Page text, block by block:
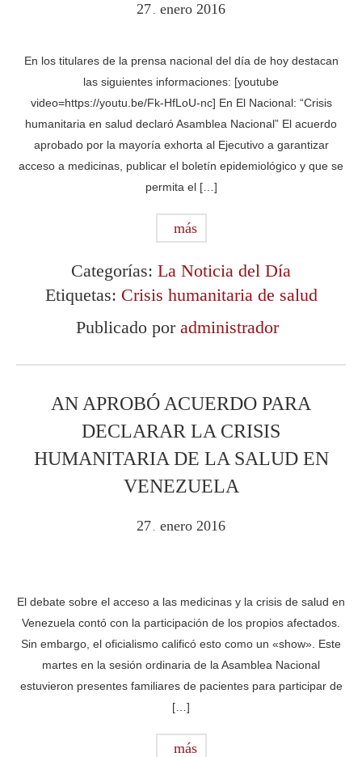
27 . enero 2016
En los titulares de la prensa nacional del día de hoy destacan
las siguientes informaciones: [youtube
video=https://youtu.be/Fk-HfLoU-nc] En El Nacional: “Crisis
humanitaria en salud declaró Asamblea Nacional” El acuerdo
aprobado por la mayoría exhorta al Ejecutivo a garantizar
acceso a medicinas, publicar el boletín epidemiológico y que se
permita el […]
más
Categorías: La Noticia del Día
Etiquetas: Crisis humanitaria de salud
Publicado por administrador
AN APROBÓ ACUERDO PARA
DECLARAR LA CRISIS
HUMANITARIA DE LA SALUD EN
VENEZUELA
27 . enero 2016
El debate sobre el acceso a las medicinas y la crisis de salud en
Venezuela contó con la participación de los propios afectados.
Sin embargo, el oficialismo calificó esto como un «show». Este
martes en la sesión ordinaria de la Asamblea Nacional
estuvieron presentes familiares de pacientes para participar de
[…]
más